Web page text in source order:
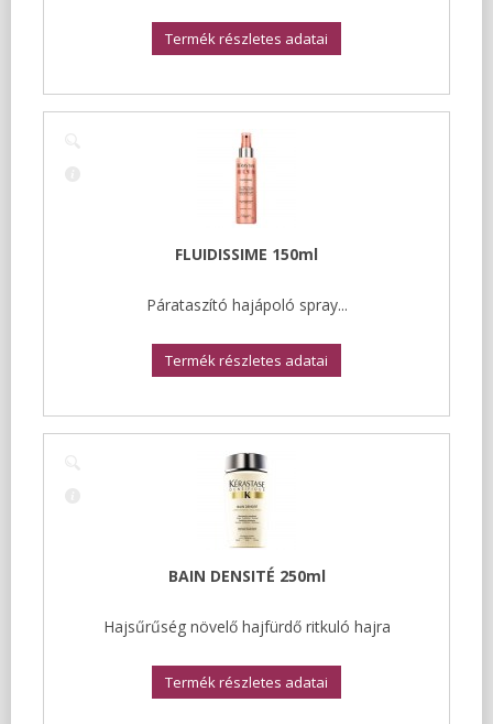
Termék részletes adatai
FLUIDISSIME 150ml
Párataszító hajápoló spray...
Termék részletes adatai
BAIN DENSITÉ 250ml
Hajsűrűség növelő hajfürdő ritkuló hajra
Termék részletes adatai